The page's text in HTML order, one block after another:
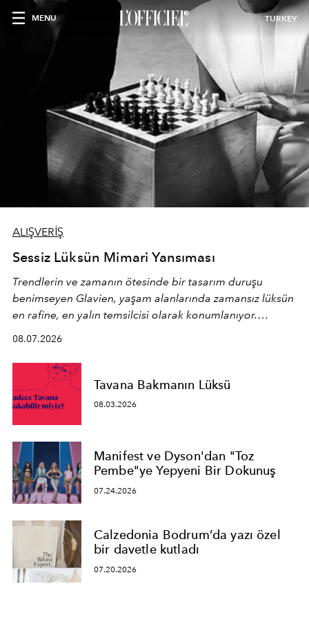
MENU TURKEY
ALIŞVERİŞ
Sessiz Lüksün Mimari Yansıması
Trendlerin ve zamanın ötesinde bir tasarım duruşu
benimseyen Glavien, yaşam alanlarında zamansız lüksün
en rafine, en yalın temsilcisi olarak konumlanıyor.
en yeni seçkisiyle bu imza felsefesini mekanlara taşıyor.
08.07.2026
Tavana Bakmanın Lüksü
08.03.2026
Manifest ve Dyson'dan "Toz
Pembe"ye Yepyeni Bir Dokunuş
07.24.2026
Calzedonia Bodrum’da yazı özel
bir davetle kutladı
07.20.2026